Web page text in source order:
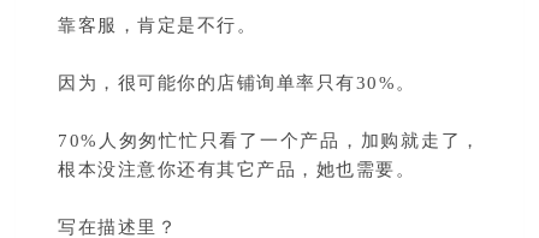
靠客服，肯定是不行。
因为，很可能你的店铺询单率只有30%。
70%人匆匆忙忙只看了一个产品，加购就走了，
根本没注意你还有其它产品，她也需要。
写在描述里？